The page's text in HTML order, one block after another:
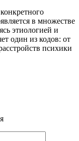
в множестве
этиологией и
один из кодов: от
психики